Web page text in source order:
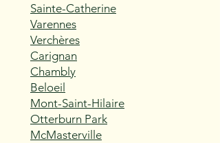
Sainte-Catherine
Varennes
Verchères
Carignan
Chambly
Beloeil
Mont-Saint-Hilaire
Otterburn Park
McMasterville